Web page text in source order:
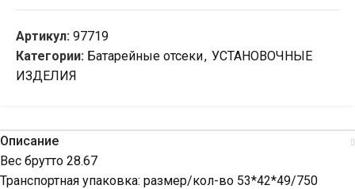
Артикул: 97719
Категории: Батарейные отсеки, УСТАНОВОЧНЫЕ
ИЗДЕЛИЯ
Описание
Вес брутто 28.67
Транспортная упаковка: размер/кол-во 53*42*49/750